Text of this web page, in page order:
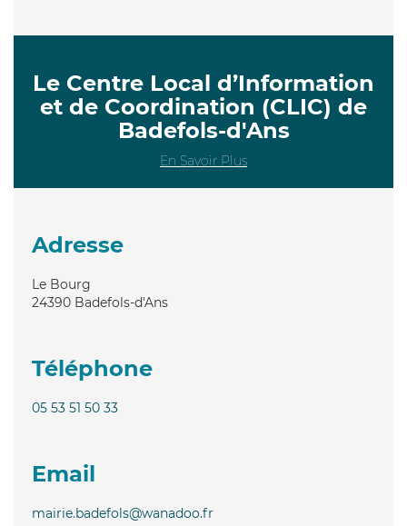
Le Centre Local d’Information
et de Coordination (CLIC) de
Badefols-d'Ans
En Savoir Plus
Adresse
Le Bourg
24390 Badefols-d'Ans
Téléphone
05 53 51 50 33
Email
mairie.badefols@wanadoo.fr